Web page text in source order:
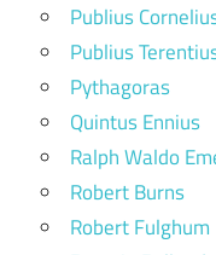
Publius
Publius
Pythagoras
Quintus Ennius
Ralph Waldo
Robert Burns
Robert Fulghum